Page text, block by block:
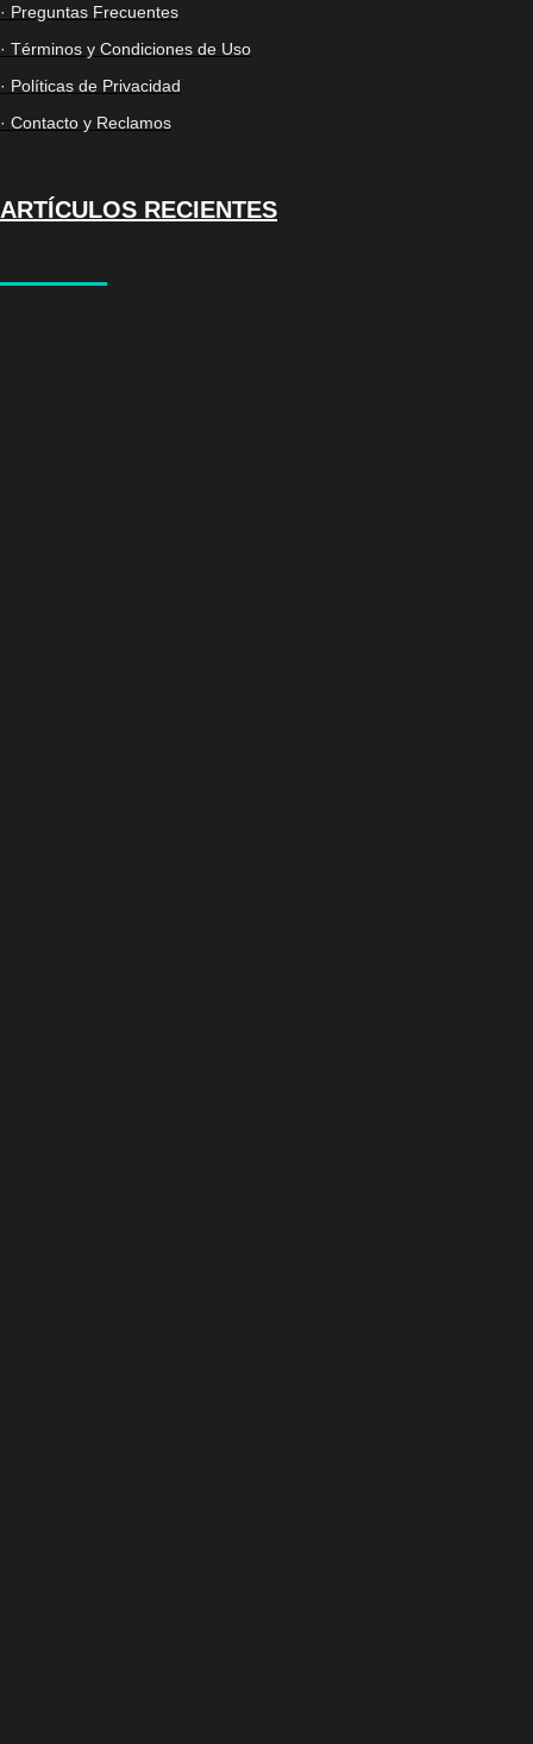
· Preguntas Frecuentes
· Términos y Condiciones de Uso
· Políticas de Privacidad
· Contacto y Reclamos
ARTÍCULOS RECIENTES